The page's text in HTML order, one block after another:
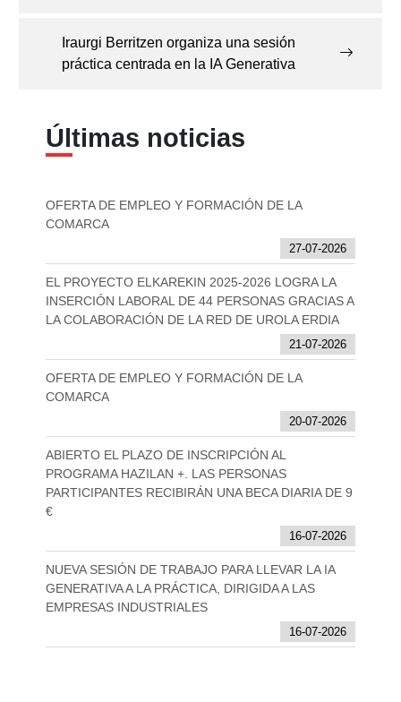
Iraurgi Berritzen organiza una sesión
práctica centrada en la IA Generativa
Últimas noticias
OFERTA DE EMPLEO Y FORMACIÓN DE LA
COMARCA
27-07-2026
EL PROYECTO ELKAREKIN 2025-2026 LOGRA LA
INSERCIÓN LABORAL DE 44 PERSONAS GRACIAS A
LA COLABORACIÓN DE LA RED DE UROLA ERDIA
21-07-2026
OFERTA DE EMPLEO Y FORMACIÓN DE LA
COMARCA
20-07-2026
ABIERTO EL PLAZO DE INSCRIPCIÓN AL
PROGRAMA HAZILAN +. LAS PERSONAS
PARTICIPANTES RECIBIRÁN UNA BECA DIARIA DE 9
€
16-07-2026
NUEVA SESIÓN DE TRABAJO PARA LLEVAR LA IA
GENERATIVA A LA PRÁCTICA, DIRIGIDA A LAS
EMPRESAS INDUSTRIALES
16-07-2026